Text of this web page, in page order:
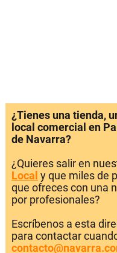
¿Tienes una tienda,
local comercial en
de Navarra?
¿Quieres salir en
Local y que miles de
que ofreces con una
por profesionales?
Escríbenos a esta
para contactar